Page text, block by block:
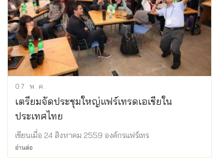
07 พ.ค.
เตรียมจัดประชุมใหญ่แฟร์เทรดเอเชียใน
ประเทศไทย
เขียนเมื่อ 24 สิงหาคม 2559 องค์กรแฟร์เทร
อ่านต่อ